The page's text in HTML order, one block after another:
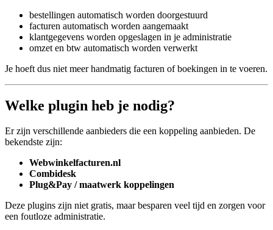
bestellingen automatisch worden doorgestuurd
facturen automatisch worden aangemaakt
klantgegevens worden opgeslagen in je administratie
omzet en btw automatisch worden verwerkt
Je hoeft dus niet meer handmatig facturen of boekingen in te voeren.
Welke plugin heb je nodig?
Er zijn verschillende aanbieders die een koppeling aanbieden. De
bekendste zijn:
Webwinkelfacturen.nl
Combidesk
Plug&Pay / maatwerk koppelingen
Deze plugins zijn niet gratis, maar besparen veel tijd en zorgen voor
een foutloze administratie.